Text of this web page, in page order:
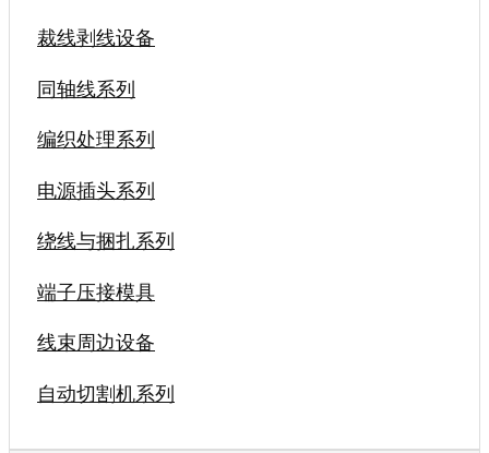
裁线剥线设备
同轴线系列
编织处理系列
电源插头系列
绕线与捆扎系列
端子压接模具
线束周边设备
自动切割机系列